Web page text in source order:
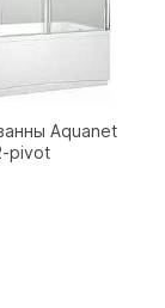
Aquanet
pivot